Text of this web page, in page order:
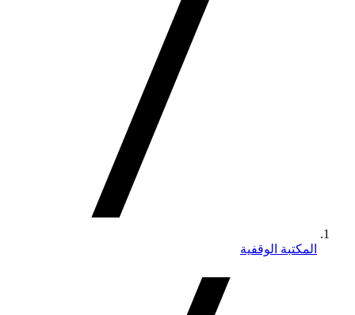
المكتبة الوقفية